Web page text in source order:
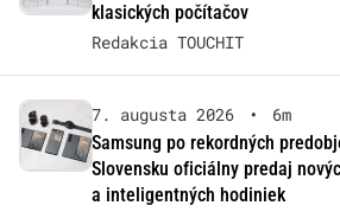
klasických počítačov
Redakcia TOUCHIT
7. augusta 2026 •
6m
Samsung po rekordných
Slovensku oficiálny predaj
a inteligentných hodiniek